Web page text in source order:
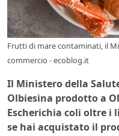
Frutti di mare contaminati, il
commercio - ecoblog.it
Il Ministero della
Olbiesina prodotto a
Escherichia coli oltre i
se hai acquistato il